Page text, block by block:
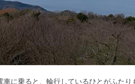
車に乗ると、輪行しているひとがふたり